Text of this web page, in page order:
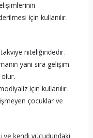
için kullanılır.
niteliğindedir.
yanı sıra gelişim
olur.
için kullanılır.
çocuklar ve
ve kendi vücudundaki